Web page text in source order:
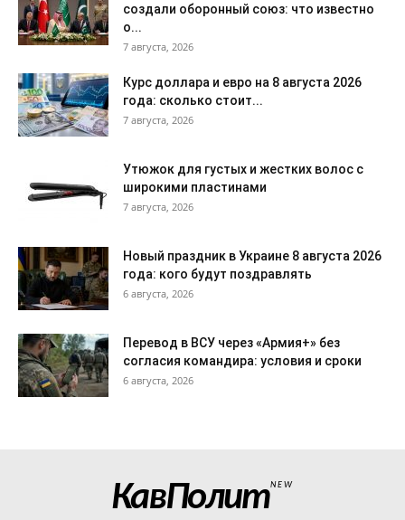
создали оборонный союз: что известно
о...
7 августа, 2026
Курс доллара и евро на 8 августа 2026
года: сколько стоит...
7 августа, 2026
Утюжок для густых и жестких волос с
широкими пластинами
7 августа, 2026
Новый праздник в Украине 8 августа 2026
года: кого будут поздравлять
6 августа, 2026
Перевод в ВСУ через «Армия+» без
согласия командира: условия и сроки
6 августа, 2026
КавПолитNEW